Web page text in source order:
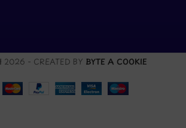
2026 - CREATED BY BYTE A COOKIE